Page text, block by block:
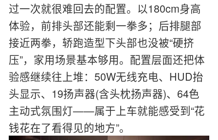
过一次就很难回去的配置。以180cm身高
体验，前排头部还能剩一拳多；后排腿部
接近两拳，轿跑造型下头部也没被“硬挤
压”，家用场景基本够用。配置层面还把体
验感继续往上堆：50W无线充电、HUD抬
头显示、19扬声器(含头枕扬声器)、64色
主动式氛围灯——属于上车就能感受到“花
钱花在了看得见的地方”。